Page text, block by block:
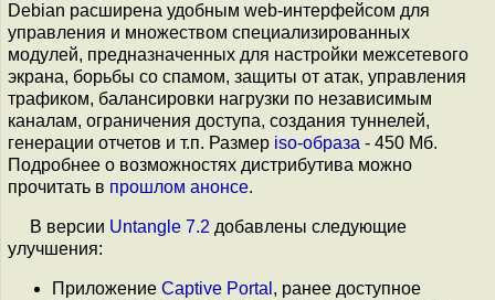
Debian расширена удобным web-интерфейсом для
управления и множеством специализированных
модулей, предназначенных для настройки межсетевого
экрана, борьбы со спамом, защиты от атак, управления
трафиком, балансировки нагрузки по независимым
каналам, ограничения доступа, создания туннелей,
генерации отчетов и т.п. Размер iso-образа - 450 Мб.
Подробнее о возможностях дистрибутива можно
прочитать в прошлом анонсе.
В версии Untangle 7.2 добавлены следующие
улучшения:
Приложение Captive Portal , ранее доступное